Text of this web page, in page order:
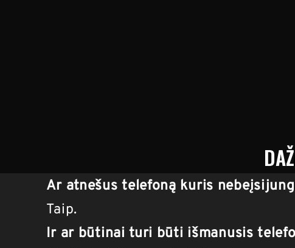
Ar atnešus telefoną kuris
Taip.
Ir ar būtinai turi būti išmanusis